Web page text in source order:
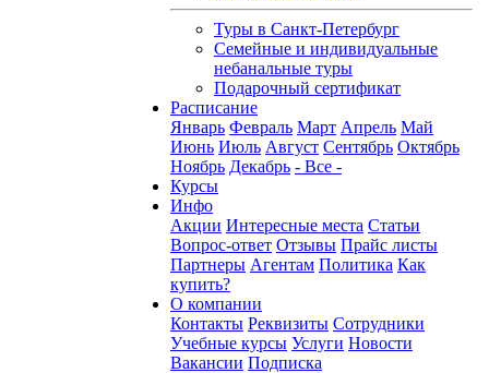
Туры в Санкт-Петербург
Семейные и индивидуальные
небанальные туры
Подарочный сертификат
Расписание
Январь Февраль Март Апрель Май
Июнь Июль Август Сентябрь Октябрь
Ноябрь Декабрь - Все -
Курсы
Инфо
Акции Интересные места Статьи
Вопрос-ответ Отзывы Прайс листы
Партнеры Агентам Политика Как
купить?
О компании
Контакты Реквизиты Сотрудники
Учебные курсы Услуги Новости
Вакансии Подписка